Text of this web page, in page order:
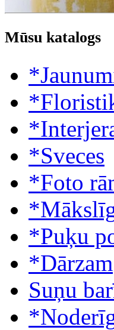
Mūsu katalogs
*Sveces
*Foto
*Puķu
*Dārzam
Suņu